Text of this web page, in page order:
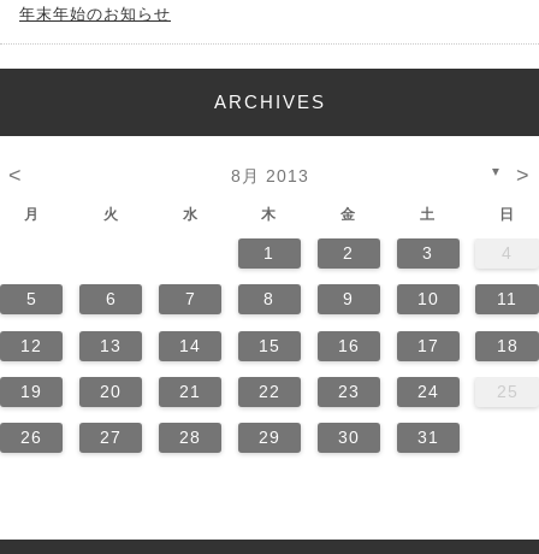
年末年始のお知らせ
ARCHIVES
< 8月 2013 ▼ >
月 火 水 木 金 土 日
1 2 3 4
5 6 7 8 9 10 11
12 13 14 15 16 17 18
19 20 21 22 23 24 25
26 27 28 29 30 31